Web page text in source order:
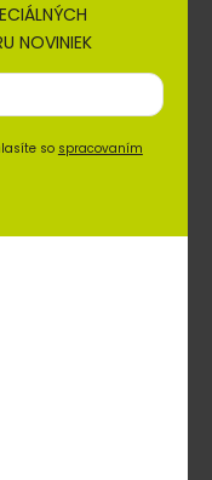
NOVINIEK
so spracovaním